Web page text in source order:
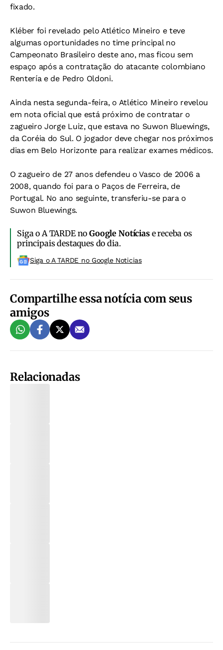
fixado.
Kléber foi revelado pelo Atlético Mineiro e teve
algumas oportunidades no time principal no
Campeonato Brasileiro deste ano, mas ficou sem
espaço após a contratação do atacante colombiano
Rentería e de Pedro Oldoni.
Ainda nesta segunda-feira, o Atlético Mineiro revelou
em nota oficial que está próximo de contratar o
zagueiro Jorge Luiz, que estava no Suwon Bluewings,
da Coréia do Sul. O jogador deve chegar nos próximos
dias em Belo Horizonte para realizar exames médicos.
O zagueiro de 27 anos defendeu o Vasco de 2006 a
2008, quando foi para o Paços de Ferreira, de
Portugal. No ano seguinte, transferiu-se para o
Suwon Bluewings.
Siga o A TARDE noGoogle Notíciase receba os
principais destaques do dia.
Siga o A TARDE no Google Noticias
Compartilhe essa notícia com seus
amigos
Relacionadas